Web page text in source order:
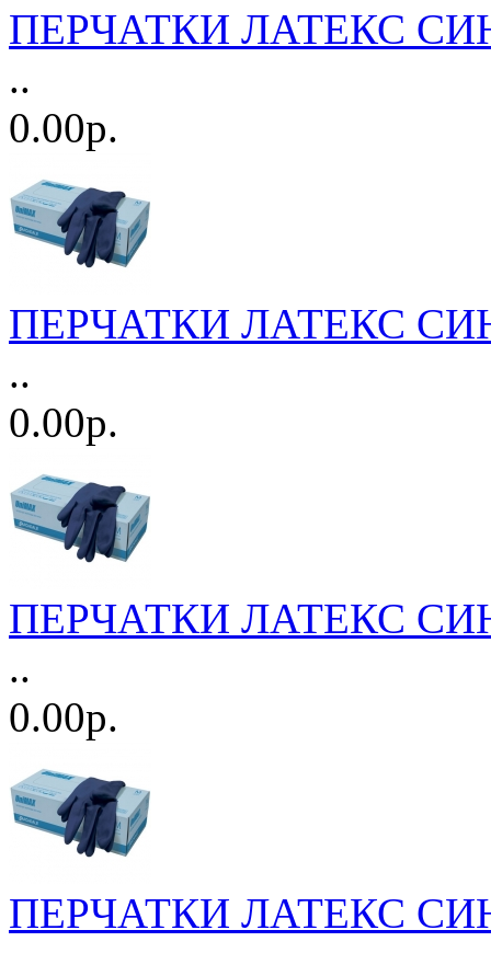
ПЕРЧАТКИ ЛАТЕКС
..
0.00р.
ПЕРЧАТКИ ЛАТЕКС
..
0.00р.
ПЕРЧАТКИ ЛАТЕКС
..
0.00р.
ПЕРЧАТКИ ЛАТЕКС